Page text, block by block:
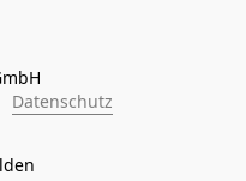
Datenschutz